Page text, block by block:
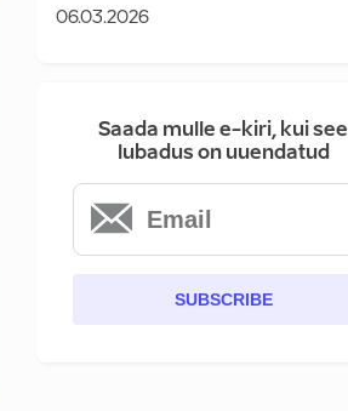
06.03.2026
Saada mulle e-kiri, kui see
lubadus on uuendatud
SUBSCRIBE